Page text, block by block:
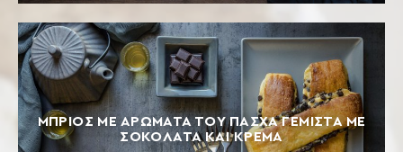
ΜΠΡΙΟΣ ΜΕ ΑΡΩΜΑΤΑ ΤΟΥ ΠΑΣΧΑ ΓΕΜΙΣΤΑ ΜΕ
ΣΟΚΟΛΑΤΑ ΚΑΙ ΚΡΕΜΑ